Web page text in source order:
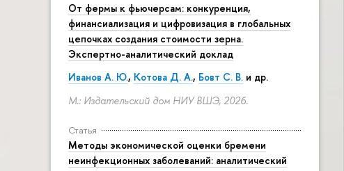
От фермы к фьючерсам: конкуренция,
финансиализация и цифровизация в глобальных
цепочках создания стоимости зерна.
Экспертно-аналитический доклад
Иванов А. Ю., Котова Д. А., Бовт С. В. и др.
М.: Издательский дом НИУ ВШЭ, 2026.
Статья
Методы экономической оценки бремени
неинфекционных заболеваний: аналитический